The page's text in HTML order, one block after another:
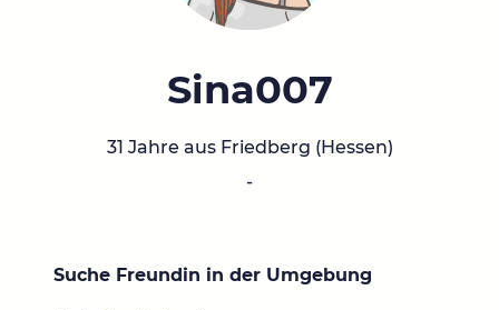
Sina007
31 Jahre aus Friedberg (Hessen)
-
Suche Freundin in der Umgebung